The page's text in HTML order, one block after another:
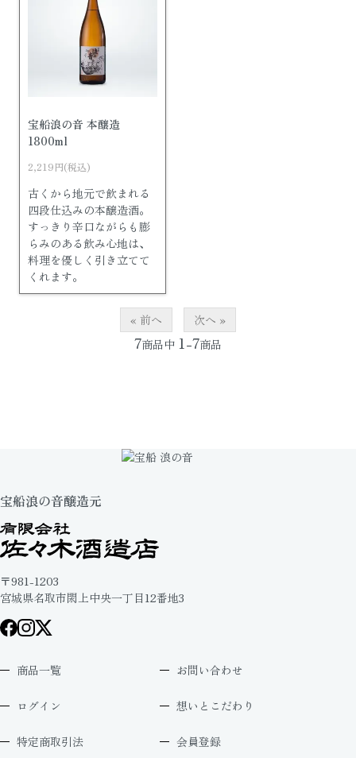
宝船浪の音 本醸造
1800ml
2,219円(税込)
古くから地元で飲まれる
四段仕込みの本醸造酒。
すっきり辛口ながらも膨
らみのある飲み心地は、
料理を優しく引き立てて
くれます。
« 前へ 次へ »
7商品中 1-7商品
宝船浪の音醸造元
〒981-1203
宮城県名取市閖上中央一丁目12番地3
商品一覧 お問い合わせ
ログイン 想いとこだわり
特定商取引法 会員登録